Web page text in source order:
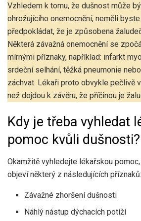
Vzhledem k tomu, že dušnost může
ohrožujícího onemocnění, neměli
předpokládat, že je způsobena
Některá závažná onemocnění se
mírnými příznaky, například: infarkt
srdeční selhání, těžká pneumonie
záchvat. Lékaři proto obvykle pečlivě
než dojdou k závěru, že příčinou je
Kdy je třeba vyhledat
pomoc kvůli dušnosti?
Okamžitě vyhledejte lékařskou
objeví některý z následujících příznaků:
Závažné zhoršení dušnosti
Náhlý nástup dýchacích potíží